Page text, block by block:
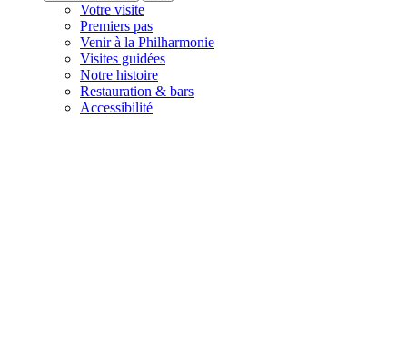
Votre visite
Premiers pas
Venir à la Philharmonie
Visites guidées
Notre histoire
Restauration & bars
Accessibilité